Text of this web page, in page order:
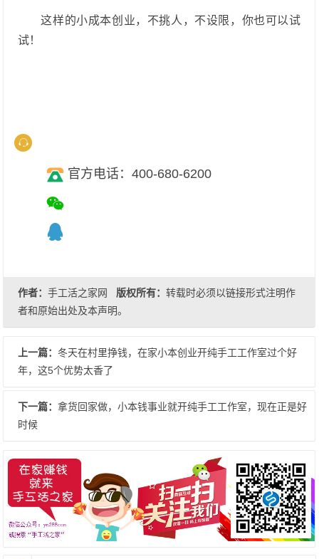
这样的小成本创业，不挑人，不设限，你也可以试
试！
官方电话：400-680-6200
作者：手工活之家网 版权所有：转载时必须以链接形式注明作
者和原始出处及本声明。
上一篇：冬天在村里挣钱，在家小本创业开纯手工工作室过个好
年，这5个优势太香了
下一篇：拿货回家做，小本钱事业就开纯手工工作室，现在正是好
时候